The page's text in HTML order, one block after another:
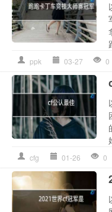
ppk 03-27 0
cfg 01-26 0